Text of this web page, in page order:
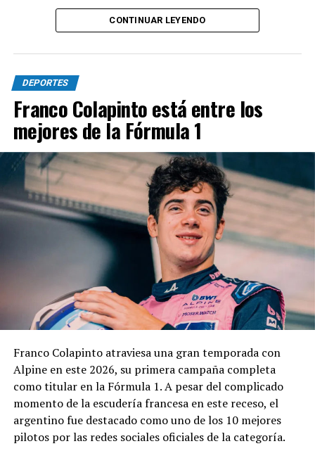
A tal efecto, el secretario Legal, Técnico y de
Comisión ad hoc que tendrá la responsabilidad de
analizar la documentación presentada por la
concesionaria y determinar si la operación se ajusta a las
exigencias previstas en el contrato y en la normativa
vigente.
El cuerpo estará integrado por representantes del
EMDER, la Dirección General Legal y Técnica, la
Contaduría General y la Dirección General de
Contrataciones, áreas que deberán elaborar un informe
técnico, jurídico y contable antes de que la
administración municipal adopte una definición sobre el
En los fundamentos de la resolución se señala que la
complejidad y trascendencia de la solicitud hacen
necesario un estudio integral de la documentación
modificación vinculada a la composición societaria de la
empresa que obtuvo la concesión.
La novedad se conoce mientras la concesión del Minella
continúa envuelta en una delicadísima situación
jurídica. El proceso mediante el cual Minella Stadium
CONTINUAR LEYENDO
DEPORTES
Franco Colapinto está entre los
mejores de la Fórmula 1
Franco Colapinto atraviesa una gran temporada con
Alpine en este 2026, su primera campaña completa
como titular en la Fórmula 1. A pesar del complicado
momento de la escudería francesa en este receso, el
argentino fue destacado como uno de los 10 mejores
pilotos por las redes sociales oficiales de la categoría.